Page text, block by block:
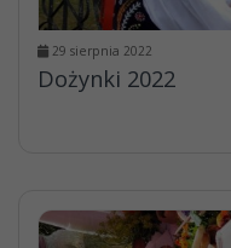
29 sierpnia 2022
Dożynki 2022